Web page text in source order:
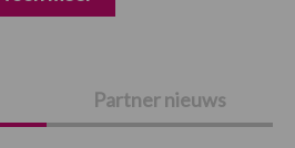
Partner nieuws